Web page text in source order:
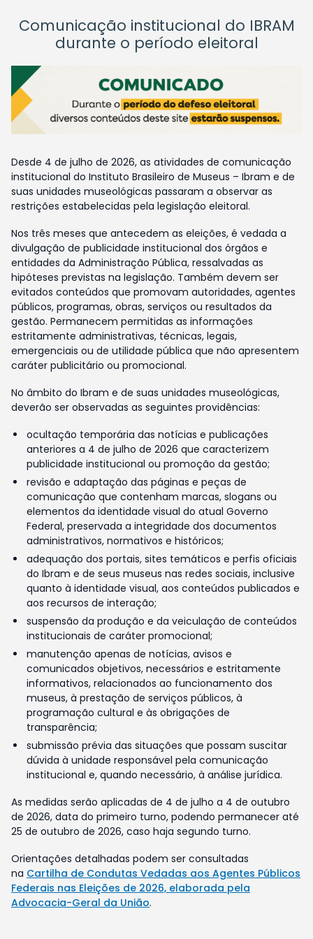
Comunicação institucional do IBRAM
durante o período eleitoral
Desde 4 de julho de 2026, as atividades de comunicação
institucional do Instituto Brasileiro de Museus – Ibram e de
suas unidades museológicas passaram a observar as
restrições estabelecidas pela legislação eleitoral.
Nos três meses que antecedem as eleições, é vedada a
divulgação de publicidade institucional dos órgãos e
entidades da Administração Pública, ressalvadas as
hipóteses previstas na legislação. Também devem ser
evitados conteúdos que promovam autoridades, agentes
públicos, programas, obras, serviços ou resultados da
gestão. Permanecem permitidas as informações
estritamente administrativas, técnicas, legais,
emergenciais ou de utilidade pública que não apresentem
caráter publicitário ou promocional.
No âmbito do Ibram e de suas unidades museológicas,
deverão ser observadas as seguintes providências:
ocultação temporária das notícias e publicações
anteriores a 4 de julho de 2026 que caracterizem
publicidade institucional ou promoção da gestão;
revisão e adaptação das páginas e peças de
comunicação que contenham marcas, slogans ou
elementos da identidade visual do atual Governo
Federal, preservada a integridade dos documentos
administrativos, normativos e históricos;
adequação dos portais, sites temáticos e perfis oficiais
do Ibram e de seus museus nas redes sociais, inclusive
quanto à identidade visual, aos conteúdos publicados e
aos recursos de interação;
suspensão da produção e da veiculação de conteúdos
institucionais de caráter promocional;
manutenção apenas de notícias, avisos e
comunicados objetivos, necessários e estritamente
informativos, relacionados ao funcionamento dos
museus, à prestação de serviços públicos, à
programação cultural e às obrigações de
transparência;
submissão prévia das situações que possam suscitar
dúvida à unidade responsável pela comunicação
institucional e, quando necessário, à análise jurídica.
As medidas serão aplicadas de 4 de julho a 4 de outubro
de 2026, data do primeiro turno, podendo permanecer até
25 de outubro de 2026, caso haja segundo turno.
Orientações detalhadas podem ser consultadas
na Cartilha de Condutas Vedadas aos Agentes Públicos
Federais nas Eleições de 2026, elaborada pela
Advocacia-Geral da União.